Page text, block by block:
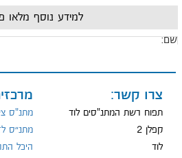
למידע נוסף מלאו
צרו קשר:
תפוח רשת המתנ"סים לוד
קפלן 2
לוד
מתנ"ס
מתנ״ס
היכל